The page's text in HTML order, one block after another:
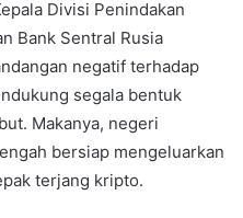
Divisi Penindakan
Bank Sentral Rusia
negatif terhadap
segala bentuk
Makanya, negeri
bersiap mengeluarkan
terjang kripto.